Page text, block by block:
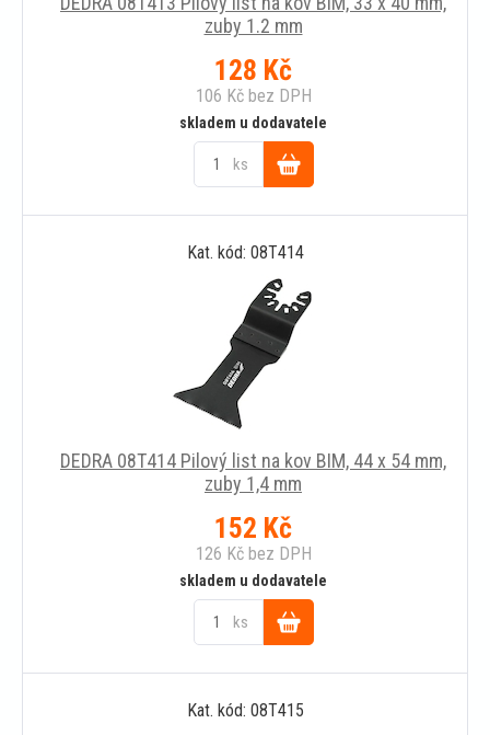
zuby 1.2 mm
128 Kč
106 Kčbez DPH
skladem u dodavatele
ks
Do
košíku
Kat. kód: 08T414
DEDRA 08T414 Pilový list na kov BIM, 44 x 54 mm,
zuby 1,4 mm
152 Kč
126 Kčbez DPH
skladem u dodavatele
ks
Do
košíku
Kat. kód: 08T415